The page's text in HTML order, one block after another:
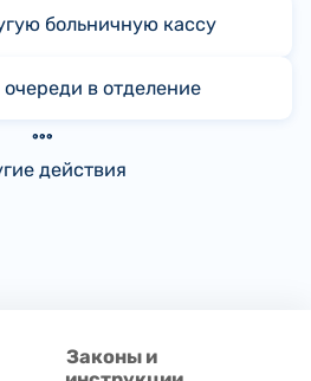
больничную кассу
в отделение
действия
Законы и